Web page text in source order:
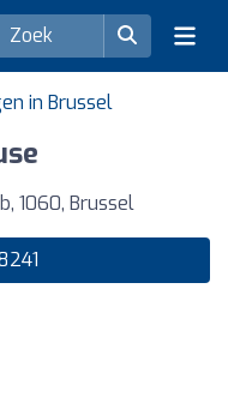
in Brussel
1060, Brussel